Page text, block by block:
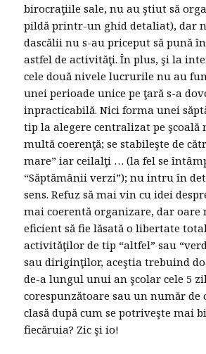
birocraţiile sale, nu au ştiut să
pildă printr-un ghid detaliat), dar
dascălii nu s-au priceput să pună
astfel de activităţi. În plus, şi la
cele două nivele lucrurile nu au
unei perioade unice pe ţară s-a
inpracticabilă. Nici forma unei
tip la alegere centralizat pe
multă coerenţă; se stabileşte de
mare” iar ceilalţi … (la fel se
“Săptămânii verzi”); nu intru în
sens. Refuz să mai vin cu idei
mai coerentă organizare, dar
eficient să fie lăsată o libertate
activităţilor de tip “altfel” sau
sau diriginţilor, aceştia trebuind
de-a lungul unui an şcolar cele 5
corespunzătoare sau un număr de
clasă după cum se potriveşte mai
fiecăruia? Zic şi io!